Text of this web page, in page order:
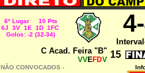
6º Lugar 10 Pts
6J 3V 1E 1D 1FC
Golos: -2 (32-34)
C Acad. Feira "B"
VVEFDV 15
NÃO CONVOCADOS -